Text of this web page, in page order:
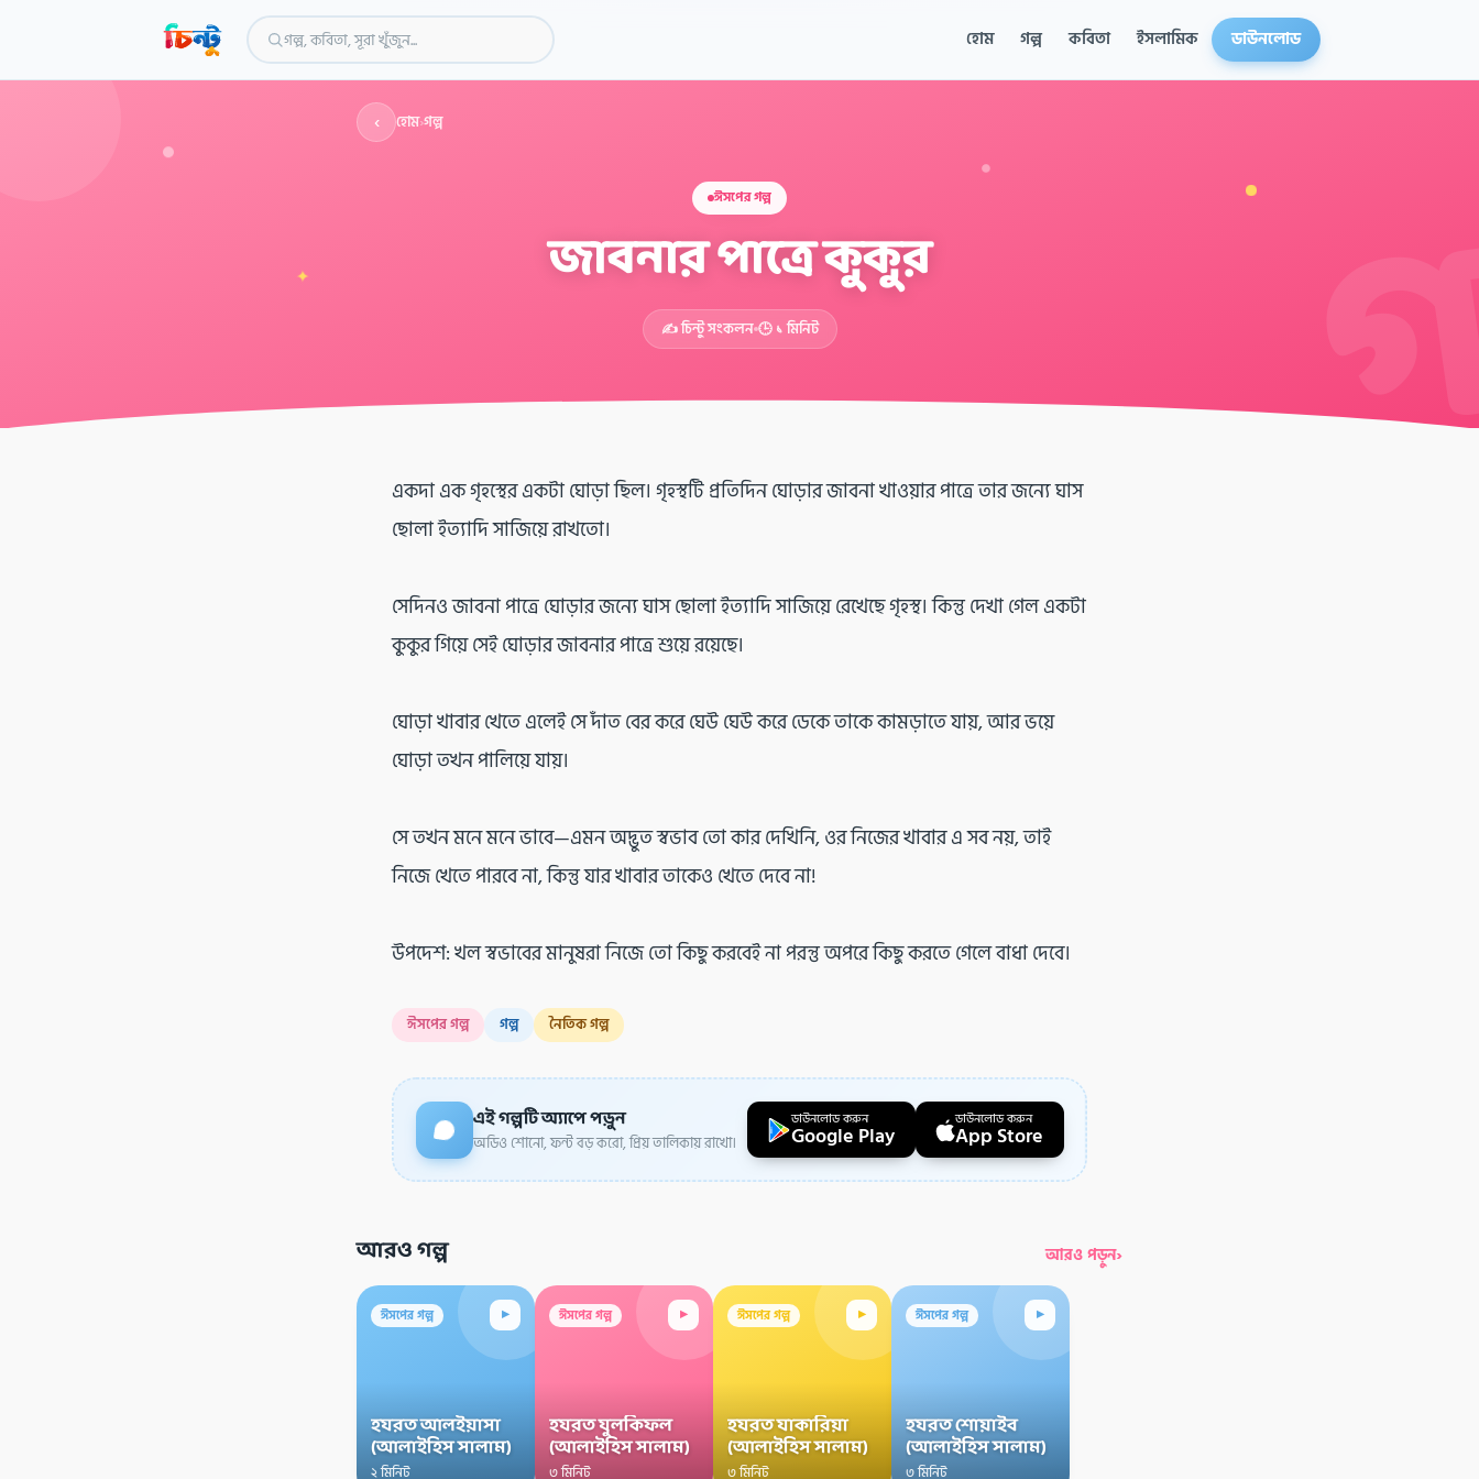
গল্প, কবিতা, সূরা খুঁজুন... হোম গল্প কবিতা ইসলামিক ডাউনলোড
✦
‹ হোম›গল্প
ঈসপের গল্প
জাবনার পাত্রে কুকুর
✍️ চিন্টু সংকলন 🕒 ১ মিনিট
একদা এক গৃহস্থের একটা ঘোড়া ছিল। গৃহস্থটি প্রতিদিন ঘোড়ার জাবনা খাওয়ার পাত্রে তার জন্যে ঘাস
ছোলা ইত্যাদি সাজিয়ে রাখতো।
সেদিনও জাবনা পাত্রে ঘোড়ার জন্যে ঘাস ছোলা ইত্যাদি সাজিয়ে রেখেছে গৃহস্থ। কিন্তু দেখা গেল একটা
কুকুর গিয়ে সেই ঘোড়ার জাবনার পাত্রে শুয়ে রয়েছে।
ঘোড়া খাবার খেতে এলেই সে দাঁত বের করে ঘেউ ঘেউ করে ডেকে তাকে কামড়াতে যায়, আর ভয়ে
ঘোড়া তখন পালিয়ে যায়।
সে তখন মনে মনে ভাবে—এমন অদ্ভুত স্বভাব তো কার দেখিনি, ওর নিজের খাবার এ সব নয়, তাই
নিজে খেতে পারবে না, কিন্তু যার খাবার তাকেও খেতে দেবে না!
উপদেশ: খল স্বভাবের মানুষরা নিজে তো কিছু করবেই না পরন্তু অপরে কিছু করতে গেলে বাধা দেবে।
ঈসপের গল্প গল্প নৈতিক গল্প
এই গল্পটি অ্যাপে পড়ুন
অডিও শোনো, ফন্ট বড় করো, প্রিয় তালিকায় রাখো।
ডাউনলোড করুন
Google Play
ডাউনলোড করুন
App Store
আরও গল্প আরও পড়ুন›
ঈসপের গল্প ▸
হযরত আলইয়াসা
(আলাইহিস সালাম)
২ মিনিট
ঈসপের গল্প ▸
হযরত যুলকিফল
(আলাইহিস সালাম)
৩ মিনিট
ঈসপের গল্প ▸
হযরত যাকারিয়া
(আলাইহিস সালাম)
৩ মিনিট
ঈসপের গল্প ▸
হযরত শোয়াইব
(আলাইহিস সালাম)
৩ মিনিট